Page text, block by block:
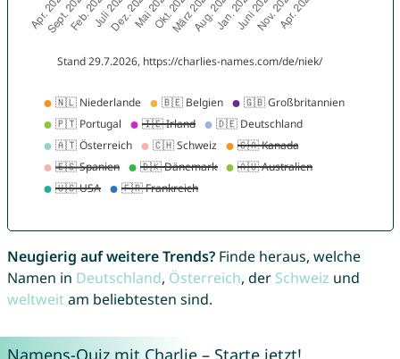
Neugierig auf weitere Trends?Finde heraus, welche
Namen in Deutschland, Österreich, der Schweiz und
weltweitam beliebtesten sind.